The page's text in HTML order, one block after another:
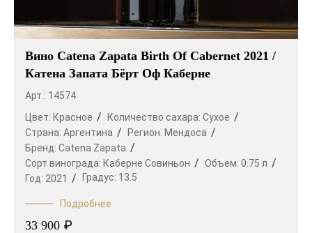
Вино Catena Zapata Birth Of Cabernet 2021 /
Катена Запата Бёрт Оф Каберне
Арт.: 14574
Цвет: Красное Количество сахара: Сухое
Страна: Аргентина Регион: Мендоса
Бренд: Catena Zapata
Сорт винограда: Каберне Совиньон Объем: 0.75 л
Год: 2021 Градус: 13.5
Подробнее
33 900 ₽